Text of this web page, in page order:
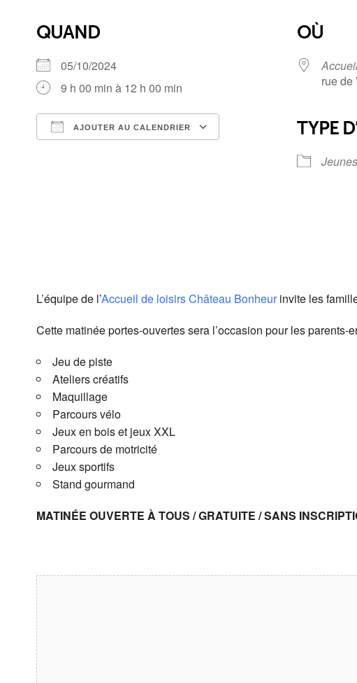
QUAND
05/10/2024
9 h 00 min à 12 h 00 min
AJOUTER AU CALENDRIER
OÙ
rue de
TYPE
L’équipe de l’Accueil de loisirs Château Bonheurinvite les
Cette matinée portes-ouvertes sera l’occasion pour les
Jeu de piste
Ateliers créatifs
Maquillage
Parcours vélo
Jeux en bois et jeux XXL
Parcours de motricité
Jeux sportifs
Stand gourmand
MATINÉE OUVERTE À TOUS / GRATUITE / SANS